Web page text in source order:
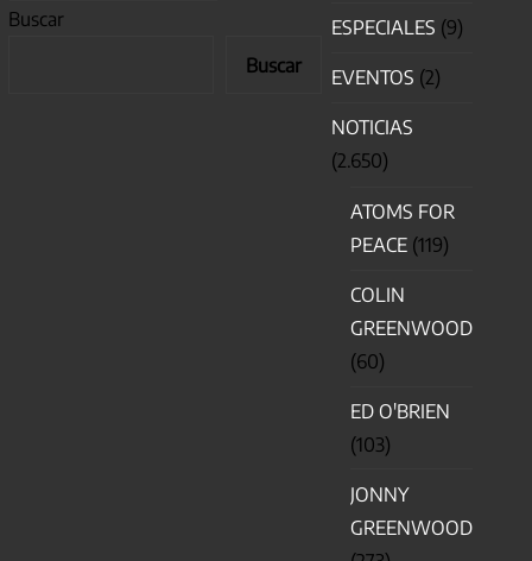
Buscar
Buscar
ESPECIALES (9)
EVENTOS (2)
NOTICIAS
(2.650)
ATOMS FOR
PEACE (119)
COLIN
GREENWOOD
(60)
ED O'BRIEN
(103)
JONNY
GREENWOOD